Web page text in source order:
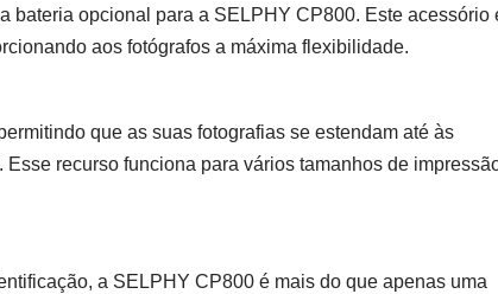
bateria opcional para a SELPHY CP800. Este acessório
aos fotógrafos a máxima flexibilidade.
que as suas fotografias se estendam até às
recurso funciona para vários tamanhos de
a SELPHY CP800 é mais do que apenas uma